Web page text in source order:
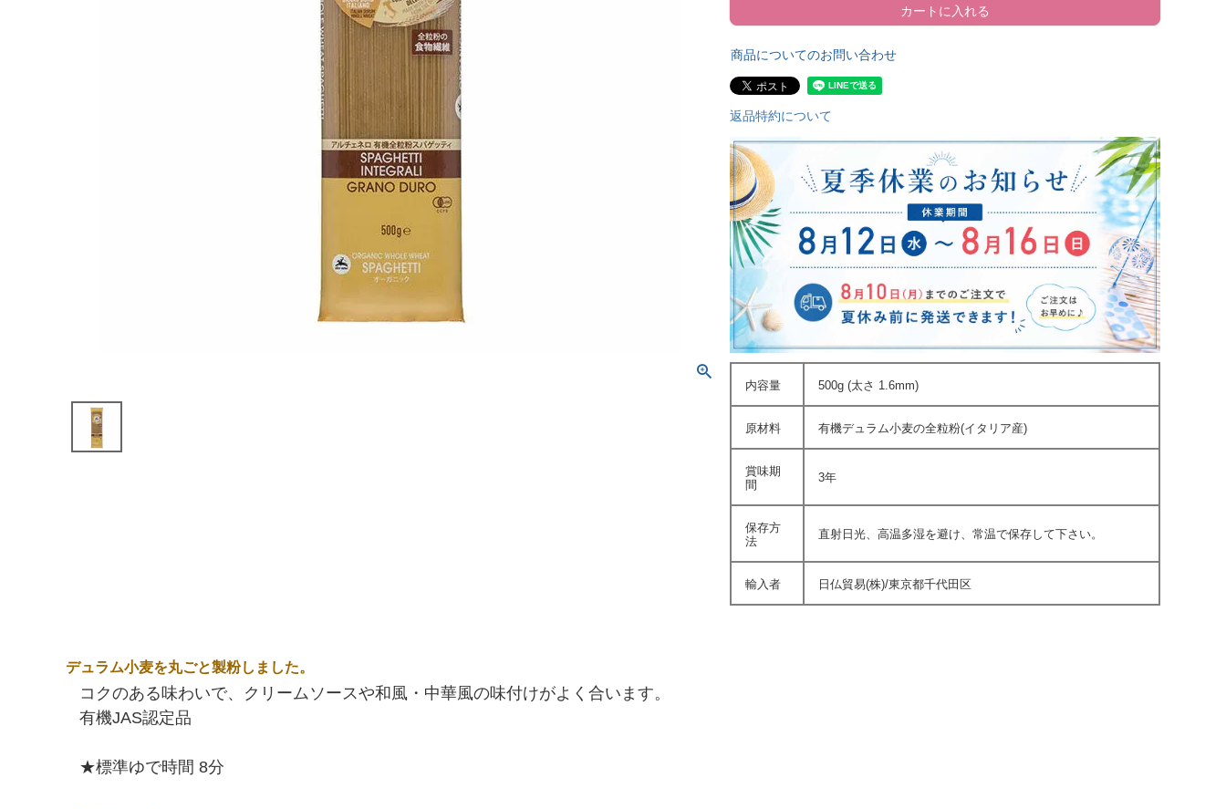
カートに入れる
商品についてのお問い合わせ
返品特約について
内容量 500g (太さ 1.6mm)
原材料 有機デュラム小麦の全粒粉(イタリア産)
賞味期
間
3年
保存方
法
直射日光、高温多湿を避け、常温で保存して下さい。
輸入者 日仏貿易(株)/東京都千代田区
デュラム小麦を丸ごと製粉しました。
コクのある味わいで、クリームソースや和風・中華風の味付けがよく合います。
有機JAS認定品
★標準ゆで時間 8分